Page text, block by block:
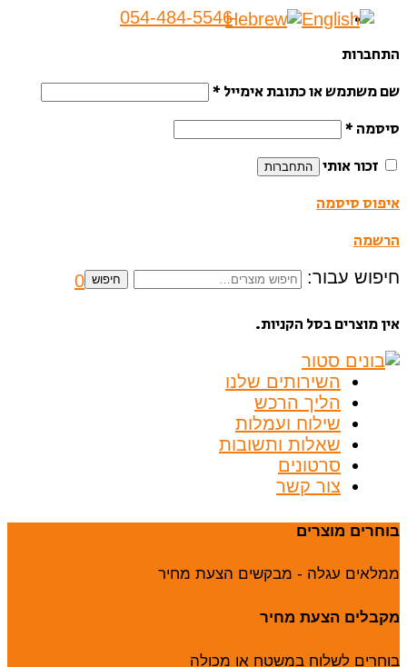
054-484-5546
התחברות
שם משתמש או כתובת אימייל *
סיסמה *
זכור אותי
התחברות
איפוס סיסמה
הרשמה
חיפוש עבור: חיפוש 0
אין מוצרים בסל הקניות.
השירותים שלנו
הליך הרכש
שילוח ועמלות
שאלות ותשובות
סרטונים
צור קשר
בוחרים מוצרים
ממלאים עגלה - מבקשים הצעת מחיר
מקבלים הצעת מחיר
בוחרים לשלוח במשטח או מכולה